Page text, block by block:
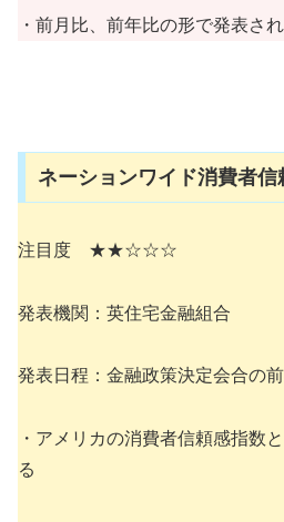
・前月比、前年比の形で発表さ
ネーションワイド消費者信
注目度 ★★☆☆☆
発表機関：英住宅金融組合
発表日程：金融政策決定会合の
・アメリカの消費者信頼感指数
る